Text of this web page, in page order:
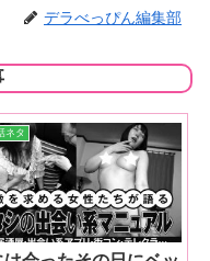
デラべっぴん編集部
ネタ